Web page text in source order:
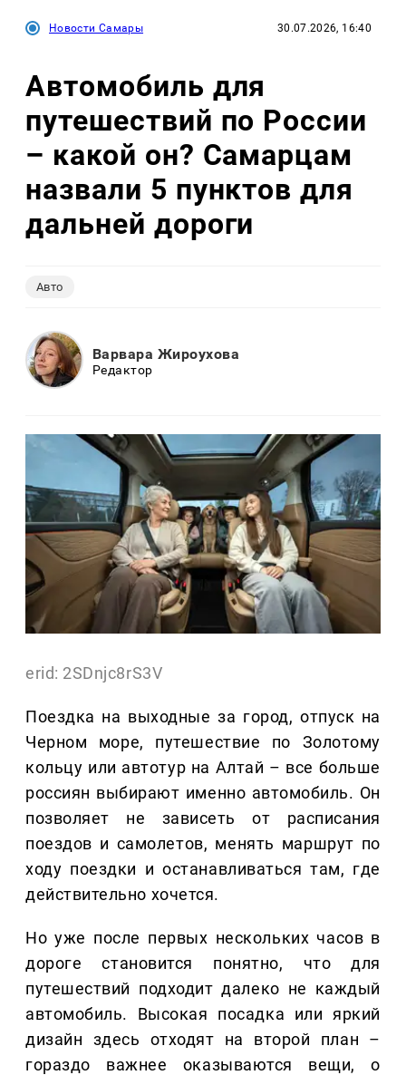
Новости Самары 30.07.2026, 16:40
Автомобиль для
путешествий по России
– какой он? Самарцам
назвали 5 пунктов для
дальней дороги
Авто
Варвара Жироухова
Редактор
erid: 2SDnjc8rS3V
Поездка на выходные за город, отпуск на
Черном море, путешествие по Золотому
кольцу или автотур на Алтай – все больше
россиян выбирают именно автомобиль. Он
позволяет не зависеть от расписания
поездов и самолетов, менять маршрут по
ходу поездки и останавливаться там, где
действительно хочется.
Но уже после первых нескольких часов в
дороге становится понятно, что для
путешествий подходит далеко не каждый
автомобиль. Высокая посадка или яркий
дизайн здесь отходят на второй план –
гораздо важнее оказываются вещи, о